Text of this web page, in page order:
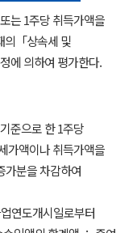
는 1주당 취득가액을
의「상속세 및
에 의하여 평가한다.
준으로 한 1주당
가액이나 취득가액을
가분을 차감하여
연도개시일로부터